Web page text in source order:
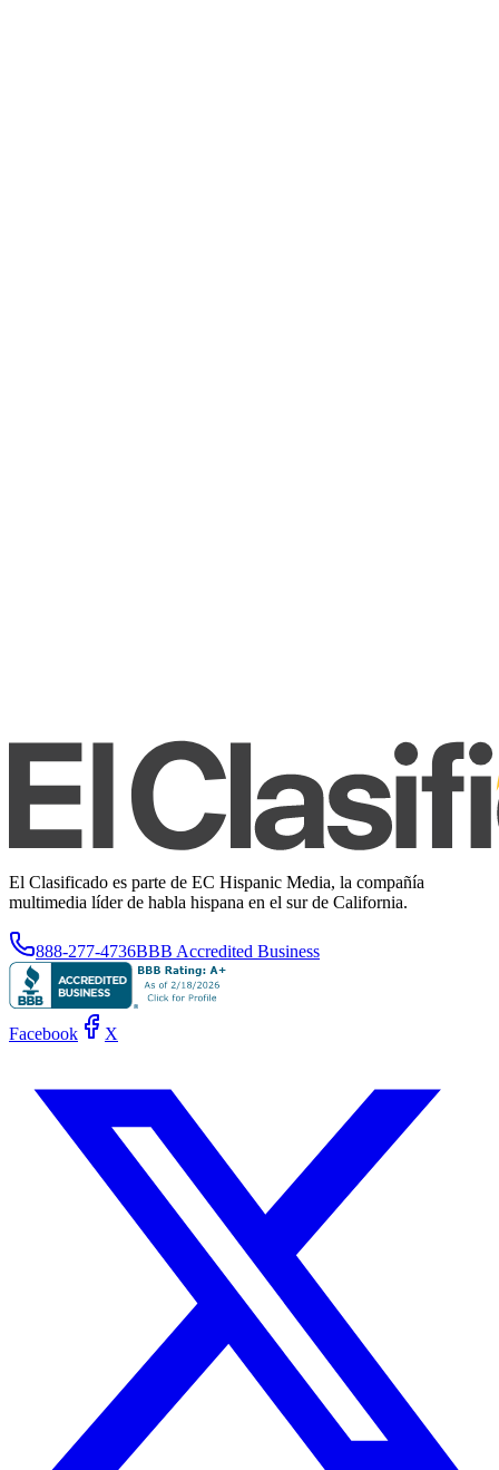
El Clasificado es parte de EC Hispanic Media, la compañía
multimedia líder de habla hispana en el sur de California.
888-277-4736BBB Accredited Business
Facebook X